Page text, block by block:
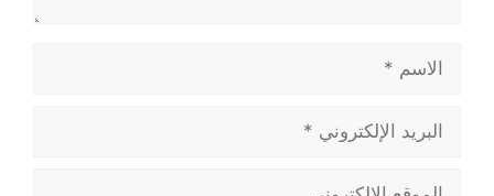
الاسم
البريد
الإلكتروني
الموقع